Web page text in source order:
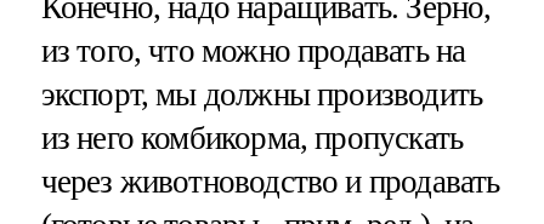
из того, что можно продавать на
экспорт, мы должны производить
из него комбикорма, пропускать
через животноводство и продавать